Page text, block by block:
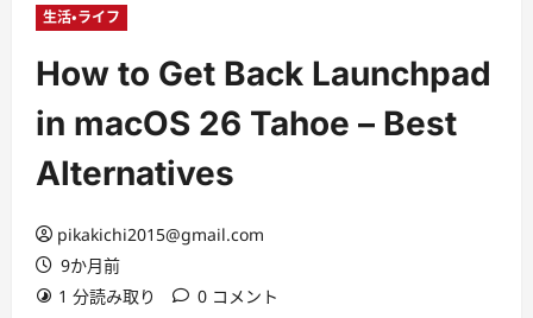
生活・ライフ
How to Get Back Launchpad
in macOS 26 Tahoe – Best
Alternatives
pikakichi2015@gmail.com
9か月前
1 分読み取り
0 コメント